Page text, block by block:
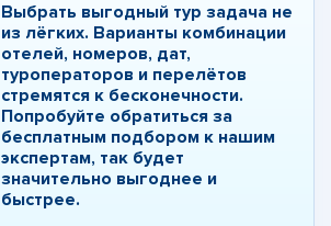
Выбрать выгодный тур задача не
из лёгких. Варианты комбинации
отелей, номеров, дат,
туроператоров и перелётов
стремятся к бесконечности.
Попробуйте обратиться за
бесплатным подбором к нашим
экспертам, так будет
значительно выгоднее и
быстрее.